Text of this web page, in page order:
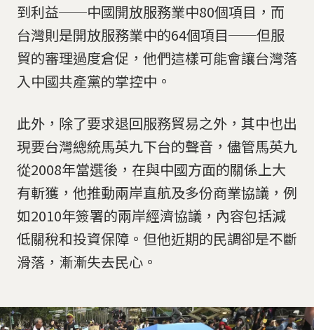
到利益──中國開放服務業中80個項目，而
台灣則是開放服務業中的64個項目──但服
貿的審理過度倉促，他們這樣可能會讓台灣落
入中國共產黨的掌控中。
此外，除了要求退回服務貿易之外，其中也出
現要台灣總統馬英九下台的聲音，儘管馬英九
從2008年當選後，在與中國方面的關係上大
有斬獲，他推動兩岸直航及多份商業協議，例
如2010年簽署的兩岸經濟協議，內容包括減
低關稅和投資保障。但他近期的民調卻是不斷
滑落，漸漸失去民心。